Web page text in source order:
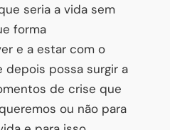
seria a vida sem
forma
e a estar com o
possa surgir a
de crise que
ou não para